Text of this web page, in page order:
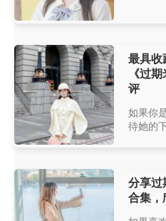
最具
《过
评
如果你
待她的
分享过
合集，